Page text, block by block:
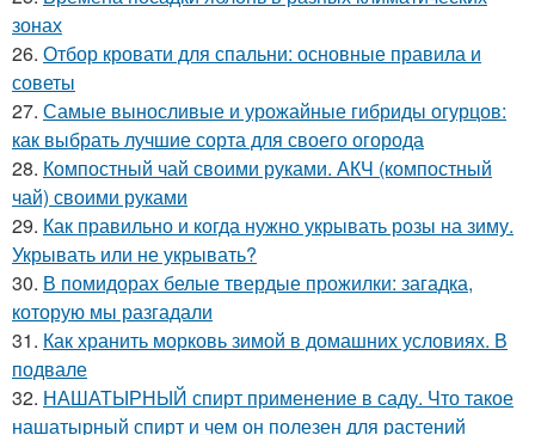
зонах
26. Отбор кровати для спальни: основные правила и
советы
27. Самые выносливые и урожайные гибриды огурцов:
как выбрать лучшие сорта для своего огорода
28. Компостный чай своими руками. АКЧ (компостный
чай) своими руками
29. Как правильно и когда нужно укрывать розы на зиму.
Укрывать или не укрывать?
30. В помидорах белые твердые прожилки: загадка,
которую мы разгадали
31. Как хранить морковь зимой в домашних условиях. В
подвале
32. НАШАТЫРНЫЙ спирт применение в саду. Что такое
нашатырный спирт и чем он полезен для растений